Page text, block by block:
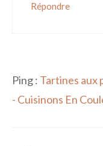
Répondre
Ping : Tartines aux
- Cuisinons En